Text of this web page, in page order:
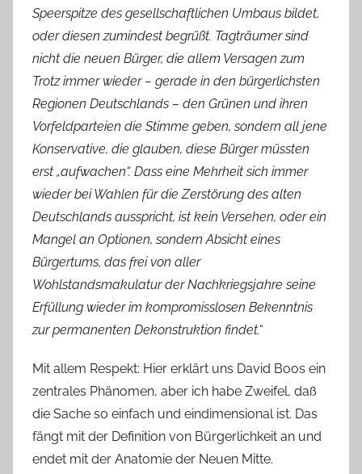
Speerspitze des gesellschaftlichen Umbaus bildet,
oder diesen zumindest begrüßt. Tagträumer sind
nicht die neuen Bürger, die allem Versagen zum
Trotz immer wieder – gerade in den bürgerlichsten
Regionen Deutschlands – den Grünen und ihren
Vorfeldparteien die Stimme geben, sondern all jene
Konservative, die glauben, diese Bürger müssten
erst „aufwachen“. Dass eine Mehrheit sich immer
wieder bei Wahlen für die Zerstörung des alten
Deutschlands ausspricht, ist kein Versehen, oder ein
Mangel an Optionen, sondern Absicht eines
Bürgertums, das frei von aller
Wohlstandsmakulatur der Nachkriegsjahre seine
Erfüllung wieder im kompromisslosen Bekenntnis
zur permanenten Dekonstruktion findet.“
Mit allem Respekt: Hier erklärt uns David Boos ein
zentrales Phänomen, aber ich habe Zweifel, daß
die Sache so einfach und eindimensional ist. Das
fängt mit der Definition von Bürgerlichkeit an und
endet mit der Anatomie der Neuen Mitte.